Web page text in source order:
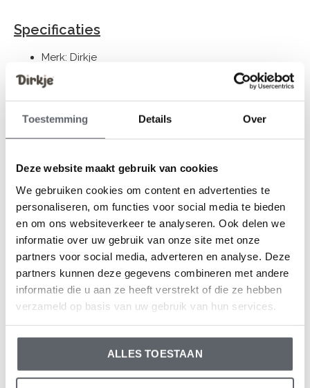
Toestemming Details Over
Deze website maakt gebruik van cookies
We gebruiken cookies om content en advertenties te
personaliseren, om functies voor social media te bieden
en om ons websiteverkeer te analyseren. Ook delen we
informatie over uw gebruik van onze site met onze
partners voor social media, adverteren en analyse. Deze
partners kunnen deze gegevens combineren met andere
informatie die u aan ze heeft verstrekt of die ze hebben
verzameld op basis van uw gebruik van hun services.
ALLES TOESTAAN
Specificaties
Merk: Dirkje
Seizoen: Autumn/Winter 2025
Collectie: Babykleding (44-86) / Cadeaus
Geslacht: Jongens
Samenstelling: 100% Cotton
Artikelnummer: O56671-31
De kleding van Dirkje valt op maat. We raden aan om de
maat te kiezen op basis van de lengte van je kind. Twijfel
je toch nog, klik danhiervoor onze maattabel.
Reviews
/ 5